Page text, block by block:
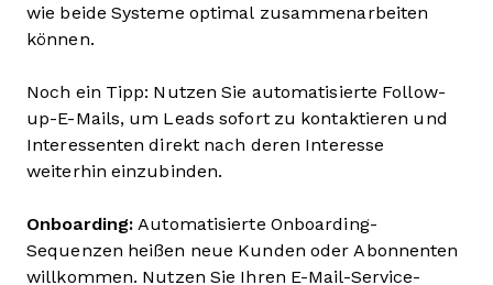
wie beide Systeme optimal zusammenarbeiten
können.
Noch ein Tipp: Nutzen Sie automatisierte Follow-
up-E-Mails, um Leads sofort zu kontaktieren und
Interessenten direkt nach deren Interesse
weiterhin einzubinden.
Onboarding: Automatisierte Onboarding-
Sequenzen heißen neue Kunden oder Abonnenten
willkommen. Nutzen Sie Ihren E-Mail-Service-